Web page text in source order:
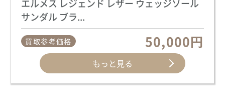
エルメス レジェンド レザー ウェッジソール
サンダル ブラ...
買取参考価格 50,000円
もっと見る